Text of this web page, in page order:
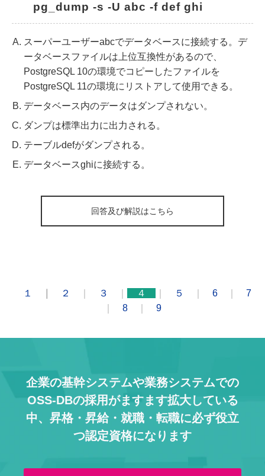
pg_dump -s -U abc -f def ghi
スーパーユーザーabcでデータベースに接続する。デ
ータベースファイルは上位互換性があるので、
PostgreSQL 10の環境でコピーしたファイルを
PostgreSQL 11の環境にリストアして使用できる。
データベース内のデータはダンプされない。
ダンプは標準出力に出力される。
テーブルdefがダンプされる。
データベースghiに接続する。
回答及び解説はこちら
１ ２ ３ ４ ５ 6
7
8 9
企業の基幹システムや業務システムでの
OSS-DBの採用がますます拡大している
中、 昇格・昇給・就職・転職に必ず役立
つ認定資格になります